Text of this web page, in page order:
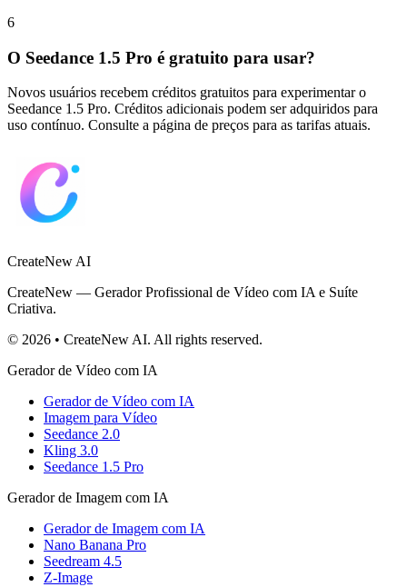
6
O Seedance 1.5 Pro é gratuito para usar?
Novos usuários recebem créditos gratuitos para experimentar o
Seedance 1.5 Pro. Créditos adicionais podem ser adquiridos para
uso contínuo. Consulte a página de preços para as tarifas atuais.
CreateNew AI
CreateNew — Gerador Profissional de Vídeo com IA e Suíte
Criativa.
© 2026 • CreateNew AI. All rights reserved.
Gerador de Vídeo com IA
Gerador de Vídeo com IA
Imagem para Vídeo
Seedance 2.0
Kling 3.0
Seedance 1.5 Pro
Gerador de Imagem com IA
Gerador de Imagem com IA
Nano Banana Pro
Seedream 4.5
Z-Image